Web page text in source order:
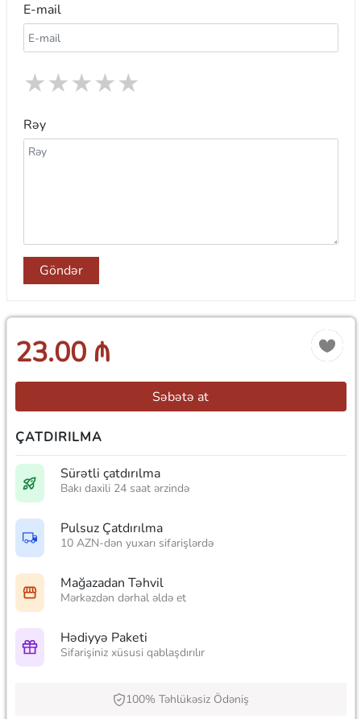
E-mail
★
★
★
★
★
Rəy
Göndər
23.00 ₼
Səbətə at
ÇATDIRILMA
Sürətli çatdırılma
Bakı daxili 24 saat ərzində
Pulsuz Çatdırılma
10 AZN-dən yuxarı sifarişlərdə
Mağazadan Təhvil
Mərkəzdən dərhal əldə et
Hədiyyə Paketi
Sifarişiniz xüsusi qablaşdırılır
100% Təhlükəsiz Ödəniş